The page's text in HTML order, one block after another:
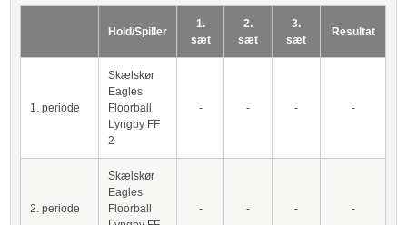
Hold/Spiller
1.
sæt
2.
sæt
3.
sæt
Resultat
1. periode
Skælskør
Eagles
Floorball
Lyngby FF
2
- - - -
2. periode
Skælskør
Eagles
Floorball
- - - -